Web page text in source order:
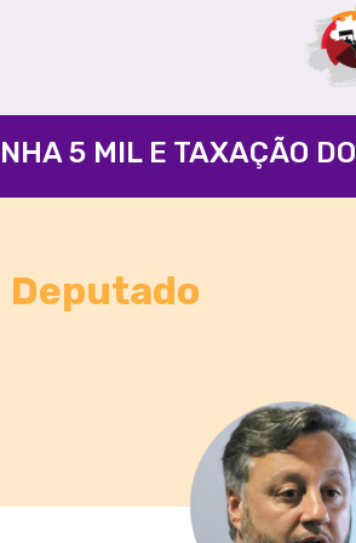
Deputado